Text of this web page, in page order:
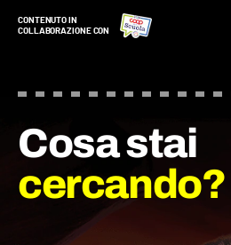
CONTENUTO IN
COLLABORAZIONE CON
Cosa stai
cercando?